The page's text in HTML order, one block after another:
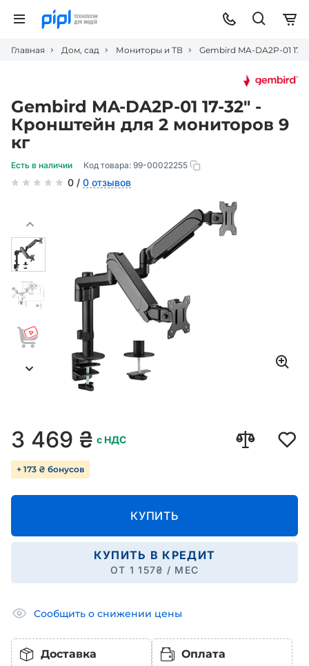
Главная Дом, сад Мониторы и ТВ Gembird MA-DA2P-01
Gembird MA-DA2P-01 17-32" -
Кронштейн для 2 мониторов 9
кг
Есть в наличии Код товара: 99-00022255
0 / 0 отзывов
3 469 ₴ с НДС
+ 173 ₴ бонусов
КУПИТЬ
КУПИТЬ В КРЕДИТ
ОТ 1 157₴ / МЕС
Сообщить о снижении цены
Доставка Оплата